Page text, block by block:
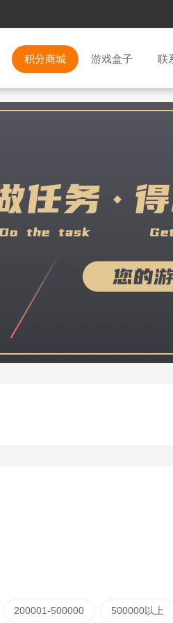
积分商城 游戏盒子 联
200001-500000 500000以上